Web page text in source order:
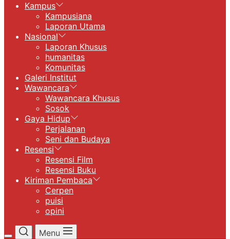
Kampus
Kampusiana
Laporan Utama
Nasional
Laporan Khusus
humanitas
Komunitas
Galeri Institut
Wawancara
Wawancara Khusus
Sosok
Gaya Hidup
Perjalanan
Seni dan Budaya
Resensi
Resensi Film
Resensi Buku
Kiriman Pembaca
Cerpen
puisi
opini
Menu